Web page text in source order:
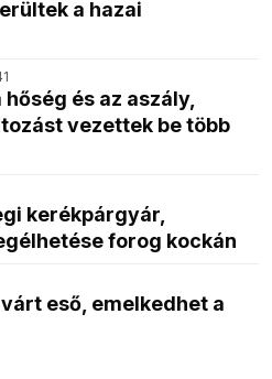
a hazai
és az aszály,
vezettek be több
kerékpárgyár,
forog kockán
eső, emelkedhet a